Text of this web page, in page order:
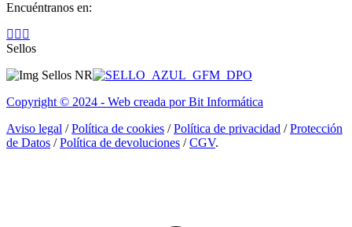
Encuéntranos en:
Facebook
page
in
window
Linkedin
page
in
window
page
in
window
Sellos
Copyright © 2024 - Web creada por Bit Informática
Aviso legal /Política de cookies /Política de privacidad /Protección
de Datos /Política de devoluciones /CGV.